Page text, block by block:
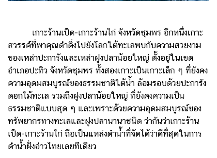
เกาะร้านเป็ด-เกาะร้านไก่ จังหวัดชุมพร อีกหนึ่งเกาะ
สวรรค์ที่พาคุณดำดิ่งไปยังโลกใต้ทะเลพบกับความสวยงาม
ของเหล่าปะการังและเหล่าฝูงปลาน้อยใหญ่ ตั้งอยู่ในเขต
อำเภอปะทิว จังหวัดชุมพร ทั้งสองเกาะเป็นเกาะเล็ก ๆ ที่ยังคง
ความอุดมสมบูรณ์ของธรรมชาติใต้น้ำ ล้อมรอบด้วยปะการัง
ดอกไม้ทะเล รวมถึงฝูงปลาน้อยใหญ่ ที่ยังคงความเป็น
ธรรมชาติแบบสุด ๆ และเพราะด้วยความอุดมสมบูรณ์ของ
ทรัพยากรทางทะเลและฝูงปลานานาชนิด ว่ากันว่าเกาะร้าน
เป็ด-เกาะร้านไก่ ถือเป็นแหล่งดำน้ำที่จัดได้ว่าดีที่สุดในการ
ดำน้ำฝั่งอ่าวไทยเลยทีเดียว